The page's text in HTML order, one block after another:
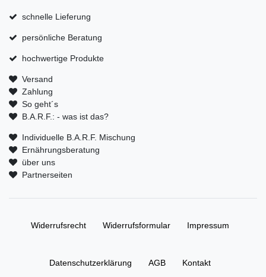
schnelle Lieferung
persönliche Beratung
hochwertige Produkte
Versand
Zahlung
So geht´s
B.A.R.F.: - was ist das?
Individuelle B.A.R.F. Mischung
Ernährungsberatung
über uns
Partnerseiten
Widerrufs­recht Widerrufs­formular Impressum
Daten­schutz­erklärung AGB Kontakt